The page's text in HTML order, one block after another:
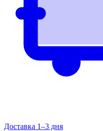
Доставка 1–3 дня